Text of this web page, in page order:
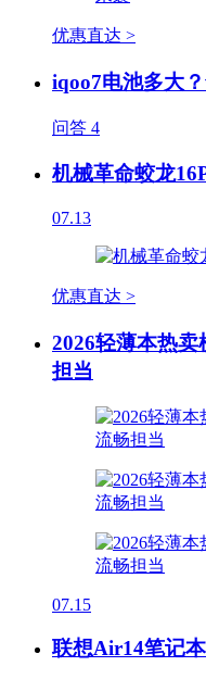
优惠直达 >
iqoo7电池多大
问答 4
机械革命蛟龙
07.13
优惠直达 >
2026轻薄本热
担当
07.15
联想Air14笔记